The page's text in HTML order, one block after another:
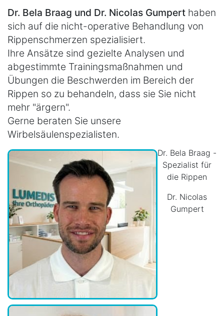
Dr. Bela Braag und Dr. Nicolas Gumpert haben
sich auf die nicht-operative Behandlung von
Rippenschmerzen spezialisiert.
Ihre Ansätze sind gezielte Analysen und
abgestimmte Trainingsmaßnahmen und
Übungen die Beschwerden im Bereich der
Rippen so zu behandeln, dass sie Sie nicht
mehr "ärgern".
Gerne beraten Sie unsere
Wirbelsäulenspezialisten.
Dr. Bela Braag -
Spezialist für
die Rippen
Dr. Nicolas
Gumpert